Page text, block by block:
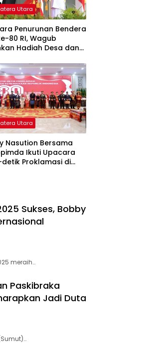
Utara
Penurunan Bendera
80 RI, Wagub
Hadiah Desa dan
Utara
Nasution Bersama
Ikuti Upacara
Proklamasi di
Sukses, Bobby
meraih…
Paskibraka
Jadi Duta